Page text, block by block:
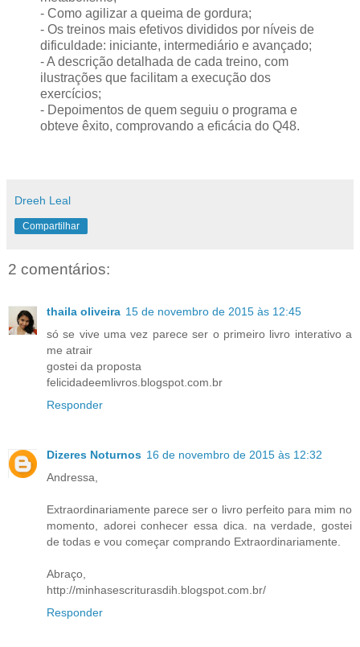
- Como agilizar a queima de gordura;
- Os treinos mais efetivos divididos por níveis de
dificuldade: iniciante, intermediário e avançado;
- A descrição detalhada de cada treino, com
ilustrações que facilitam a execução dos
exercícios;
- Depoimentos de quem seguiu o programa e
obteve êxito, comprovando a eficácia do Q48.
Dreeh Leal
Compartilhar
2 comentários:
thaila oliveira 15 de novembro de 2015 às 12:45
só se vive uma vez parece ser o primeiro livro interativo a
me atrair
gostei da proposta
felicidadeemlivros.blogspot.com.br
Responder
Dizeres Noturnos 16 de novembro de 2015 às 12:32
Andressa,
Extraordinariamente parece ser o livro perfeito para mim no
momento, adorei conhecer essa dica. na verdade, gostei
de todas e vou começar comprando Extraordinariamente.
Abraço,
http://minhasescriturasdih.blogspot.com.br/
Responder